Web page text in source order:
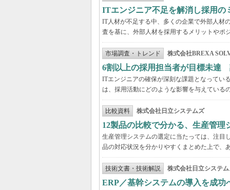
ITエンジニア不足を解消し採用の
IT人材が不足する中、多くの企業で外部人材
査を基に、外部人材を採用するメリットやポ
市場調査・トレンド 株式会社BREXA
6割以上の採用担当者が目標未達
ITエンジニアの確保が深刻な課題となってい
は、採用活動にどのような影響を与えている
比較資料 株式会社日立システムズ
12製品の比較で分かる、生産管
生産管理システムの選定に当たっては、注目
品の対応状況を分かりやすくまとめた上で、
技術文書・技術解説 株式会社日立システ
ERP／基幹システムの導入を成